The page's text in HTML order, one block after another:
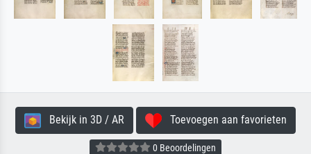
Bekijk in 3D / AR Toevoegen aan favorieten
0 Beoordelingen